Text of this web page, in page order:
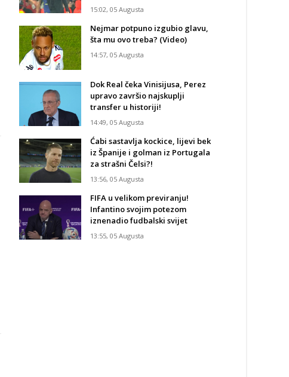
15:02, 05 Augusta
Nejmar potpuno izgubio glavu,
šta mu ovo treba? (Video)
14:57, 05 Augusta
Dok Real čeka Vinisijusa, Perez
upravo završio najskuplji
transfer u historiji!
14:49, 05 Augusta
Ćabi sastavlja kockice, lijevi bek
iz Španije i golman iz Portugala
za strašni Čelsi?!
13:56, 05 Augusta
FIFA u velikom previranju!
Infantino svojim potezom
iznenadio fudbalski svijet
13:55, 05 Augusta